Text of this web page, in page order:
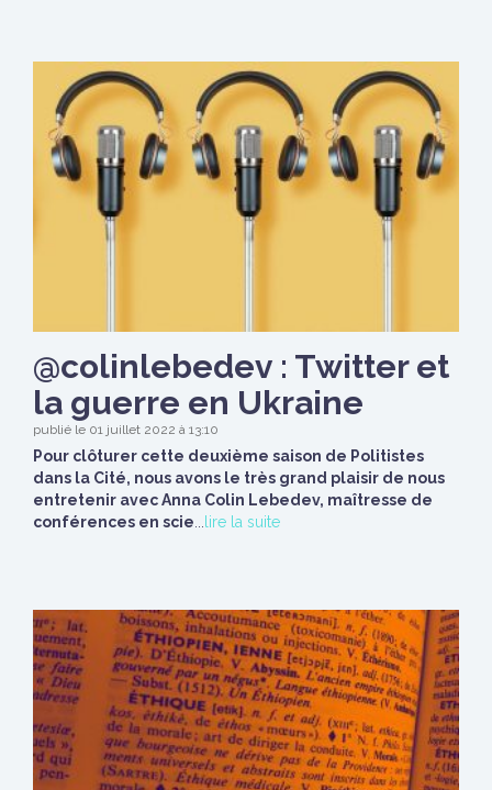
@colinlebedev : Twitter et
la guerre en Ukraine
publié le 01 juillet 2022 à 13:10
Pour clôturer cette deuxième saison de Politistes
dans la Cité, nous avons le très grand plaisir de nous
entretenir avec Anna Colin Lebedev, maîtresse de
conférences en scie
lire la suite